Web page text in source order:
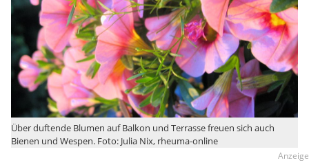
Über duftende Blumen auf Balkon und Terrasse freuen sich auch
Bienen und Wespen. Foto: Julia Nix, rheuma-online